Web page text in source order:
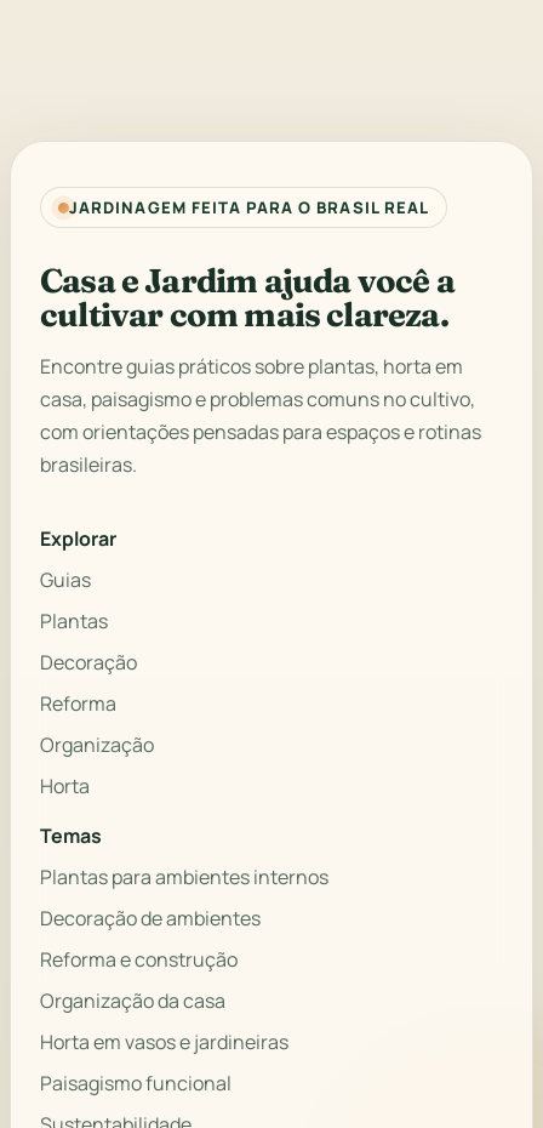
JARDINAGEM FEITA PARA O BRASIL REAL
Casa e Jardim ajuda você a
cultivar com mais clareza.
Encontre guias práticos sobre plantas, horta em
casa, paisagismo e problemas comuns no cultivo,
com orientações pensadas para espaços e rotinas
brasileiras.
Explorar
Guias
Plantas
Decoração
Reforma
Organização
Horta
Temas
Plantas para ambientes internos
Decoração de ambientes
Reforma e construção
Organização da casa
Horta em vasos e jardineiras
Paisagismo funcional